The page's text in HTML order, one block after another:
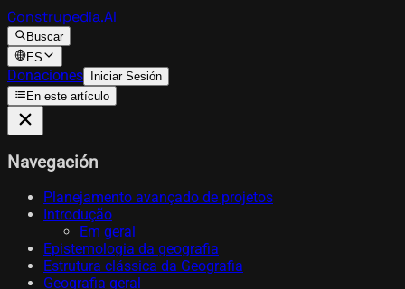
Construpedia.AI
Buscar
ES
Donaciones Iniciar Sesión
En este artículo
Navegación
Planejamento avançado de projetos
Introdução
Em geral
Epistemologia da geografia
Estrutura clássica da Geografia
Geografia geral